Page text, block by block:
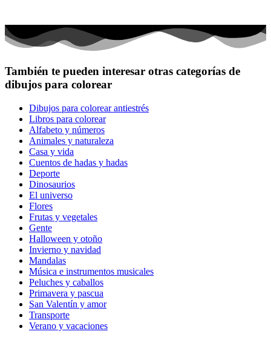
También te pueden interesar otras categorías de
dibujos para colorear
Dibujos para colorear antiestrés
Libros para colorear
Alfabeto y números
Animales y naturaleza
Casa y vida
Cuentos de hadas y hadas
Deporte
Dinosaurios
El universo
Flores
Frutas y vegetales
Gente
Halloween y otoño
Invierno y navidad
Mandalas
Música e instrumentos musicales
Peluches y caballos
Primavera y pascua
San Valentín y amor
Transporte
Verano y vacaciones